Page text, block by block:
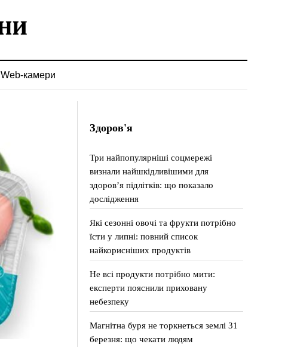
Web-камери
Здоров'я
Три найпопулярніші соцмережі
визнали найшкідливішими для
здоров’я підлітків: що показало
дослідження
Які сезонні овочі та фрукти потрібно
їсти у липні: повний список
найкорисніших продуктів
Не всі продукти потрібно мити:
експерти пояснили приховану
небезпеку
Магнітна буря не торкнеться землі 31
березня: що чекати людям